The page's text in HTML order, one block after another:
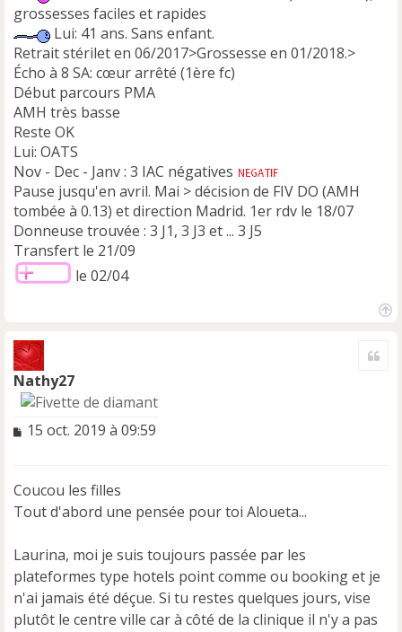
grossesses faciles et rapides
Lui: 41 ans. Sans enfant.
Retrait stérilet en 06/2017>Grossesse en 01/2018.>
Écho à 8 SA: cœur arrêté (1ère fc)
Début parcours PMA
AMH très basse
Reste OK
Lui: OATS
Nov - Dec - Janv : 3 IAC négatives
Pause jusqu'en avril. Mai > décision de FIV DO (AMH
tombée à 0.13) et direction Madrid. 1er rdv le 18/07
Donneuse trouvée : 3 J1, 3 J3 et ... 3 J5
Transfert le 21/09
le 02/04
Nathy27
M
a
g
n
o
n
l
u
15 oct. 2019 à 09:59
Coucou les filles
Tout d'abord une pensée pour toi Aloueta...
Laurina, moi je suis toujours passée par les
plateformes type hotels point comme ou booking et je
n'ai jamais été déçue. Si tu restes quelques jours, vise
plutôt le centre ville car à côté de la clinique il n'y a pas